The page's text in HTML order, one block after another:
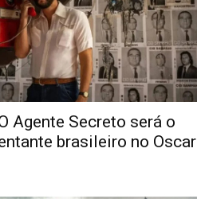
Agente Secreto será o
brasileiro no Oscar